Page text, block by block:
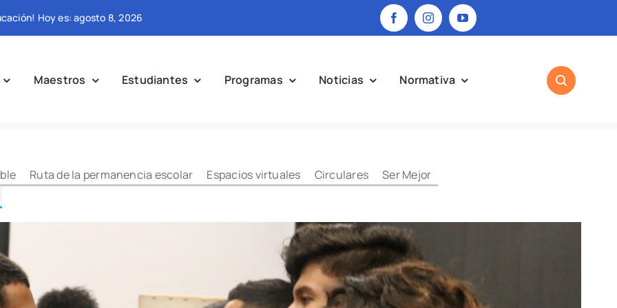
Hoy es: agosto 8, 2026
Maestros Estudiantes Programas Noticias Normativa
Ruta de la permanencia escolar Espacios virtuales Circulares
Ser Mejor